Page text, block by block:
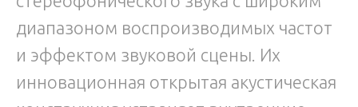
диапазоном воспроизводимых частот
и эффектом звуковой сцены. Их
инновационная открытая акустическая